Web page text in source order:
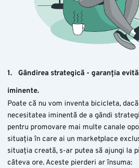
1. Gândirea strategică - garanția
iminente.
Poate că nu vom inventa bicicleta,
necesitatea iminentă de a gândi
pentru promovare mai multe canale
situația în care ai un marketplace
situația creată, s-ar putea să ajungi la
câteva ore. Aceste pierderi ar însuma: